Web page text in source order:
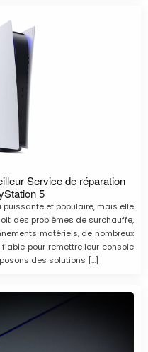
Service de réparation
5
puissante et populaire, mais elle
des problèmes de surchauffe,
matériels, de nombreux
pour remettre leur console
des solutions […]